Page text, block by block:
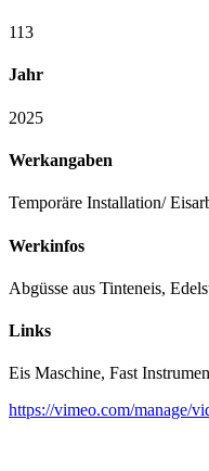
113
Jahr
2025
Werkangaben
Temporäre Installation/
Werkinfos
Abgüsse aus Tinteneis,
Links
Eis Maschine, Fast
https://vimeo.com/manage/